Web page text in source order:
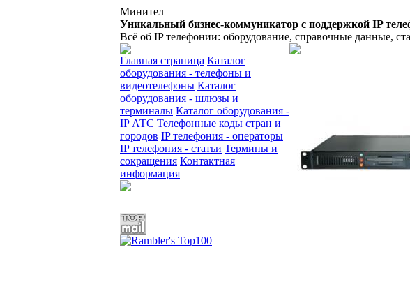
Минител
Уникальный бизнес-коммуникатор с поддержкой IP
Всё об IP телефонии: оборудование, справочные данные,
Главная страница Каталог
оборудования - телефоны и
видеотелефоны Каталог
оборудования - шлюзы и
терминалы Каталог оборудования -
IP АТС Телефонные коды стран и
городов IP телефония - операторы
IP телефония - статьи Термины и
сокращения Контактная
информация